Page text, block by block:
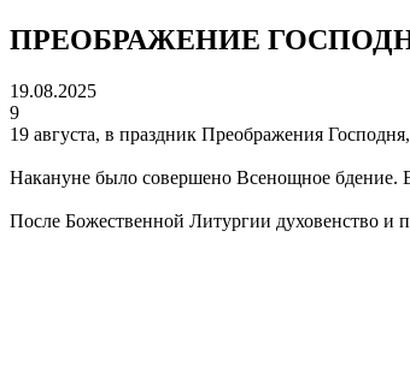
ПРЕОБРАЖЕНИЕ
19.08.2025
9
19 августа, в праздник Преображения
Накануне было совершено Всенощное бдение.
После Божественной Литургии духовенство и